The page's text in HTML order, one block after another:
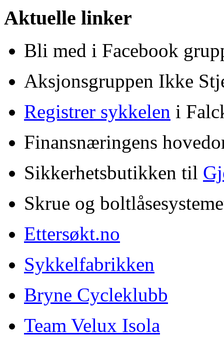
Aktuelle linker
Bli med i Facebook
Aksjonsgruppen Ikke
Registrer sykkelen i
Finansnæringens
Sikkerhetsbutikken til
Skrue og
Ettersøkt.no
Sykkelfabrikken
Bryne Cycleklubb
Team Velux Isola